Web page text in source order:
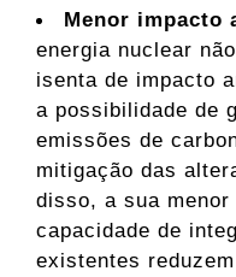
Menor impacto
energia nuclear
isenta de impacto
a possibilidade de
emissões de
mitigação das
disso, a sua menor
capacidade de
existentes